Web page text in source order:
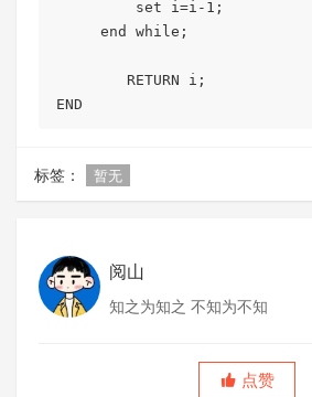
END
标签： 暂无
阅山
知之为知之 不知为不知
点赞